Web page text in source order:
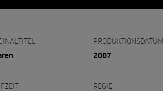
PRODUKTIONSDATUM
2007
REGIE